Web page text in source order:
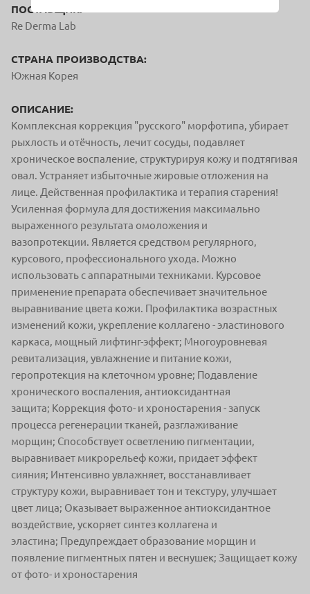
ПОСТАВЩИК:
Re Derma Lab
СТРАНА ПРОИЗВОДСТВА:
Южная Корея
ОПИСАНИЕ:
Комплексная коррекция "русского" морфотипа, убирает
рыхлость и отёчность, лечит сосуды, подавляет
хроническое воспаление, структурируя кожу и подтягивая
овал. Устраняет избыточные жировые отложения на
лице. Действенная профилактика и терапия старения!
Усиленная формула для достижения максимально
выраженного результата омоложения и
вазопротекции. Является средством регулярного,
курсового, профессионального ухода. Можно
использовать с аппаратными техниками. Курсовое
применение препарата обеспечивает значительное
выравнивание цвета кожи. Профилактика возрастных
изменений кожи, укрепление коллагено - эластинового
каркаса, мощный лифтинг-эффект; Многоуровневая
ревитализация, увлажнение и питание кожи,
геропротекция на клеточном уровне; Подавление
хронического воспаления, антиоксидантная
защита; Коррекция фото- и хроностарения - запуск
процесса регенерации тканей, разглаживание
морщин; Способствует осветлению пигментации,
выравнивает микрорельеф кожи, придает эффект
сияния; Интенсивно увлажняет, восстанавливает
структуру кожи, выравнивает тон и текстуру, улучшает
цвет лица; Оказывает выраженное антиоксидантное
воздействие, ускоряет синтез коллагена и
эластина; Предупреждает образование морщин и
появление пигментных пятен и веснушек; Защищает кожу
от фото- и хроностарения